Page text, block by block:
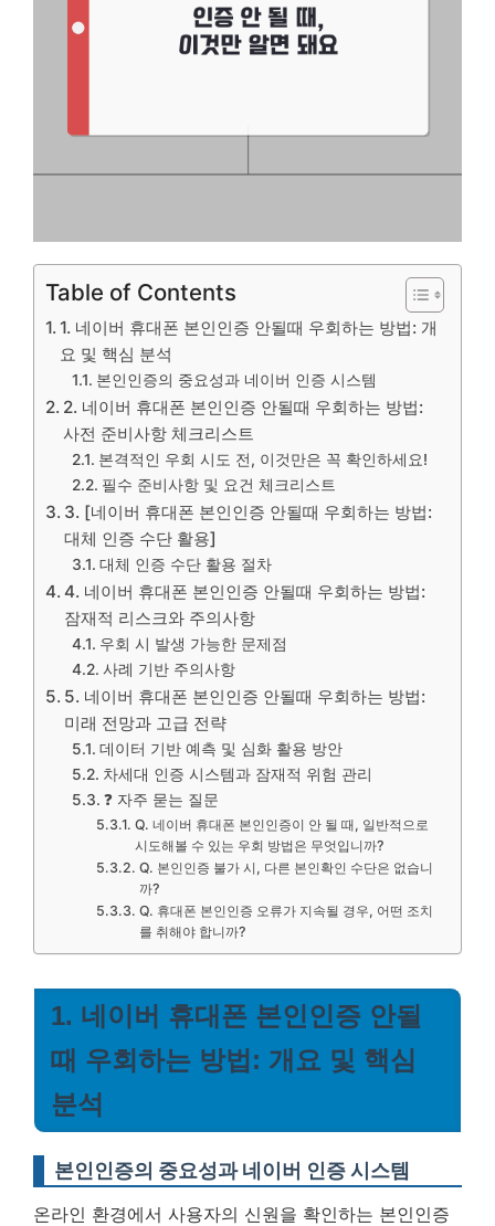
Table of Contents
1. 네이버 휴대폰 본인인증 안될때 우회하는 방법: 개
요 및 핵심 분석
본인인증의 중요성과 네이버 인증 시스템
2. 네이버 휴대폰 본인인증 안될때 우회하는 방법:
사전 준비사항 체크리스트
본격적인 우회 시도 전, 이것만은 꼭 확인하세요!
필수 준비사항 및 요건 체크리스트
3. [네이버 휴대폰 본인인증 안될때 우회하는 방법:
대체 인증 수단 활용]
대체 인증 수단 활용 절차
4. 네이버 휴대폰 본인인증 안될때 우회하는 방법:
잠재적 리스크와 주의사항
우회 시 발생 가능한 문제점
사례 기반 주의사항
5. 네이버 휴대폰 본인인증 안될때 우회하는 방법:
미래 전망과 고급 전략
데이터 기반 예측 및 심화 활용 방안
차세대 인증 시스템과 잠재적 위험 관리
❓ 자주 묻는 질문
Q. 네이버 휴대폰 본인인증이 안 될 때, 일반적으로
시도해볼 수 있는 우회 방법은 무엇입니까?
Q. 본인인증 불가 시, 다른 본인확인 수단은 없습니
까?
Q. 휴대폰 본인인증 오류가 지속될 경우, 어떤 조치
를 취해야 합니까?
1. 네이버 휴대폰 본인인증 안될
때 우회하는 방법: 개요 및 핵심
분석
본인인증의 중요성과 네이버 인증 시스템
온라인 환경에서 사용자의 신원을 확인하는 본인인증